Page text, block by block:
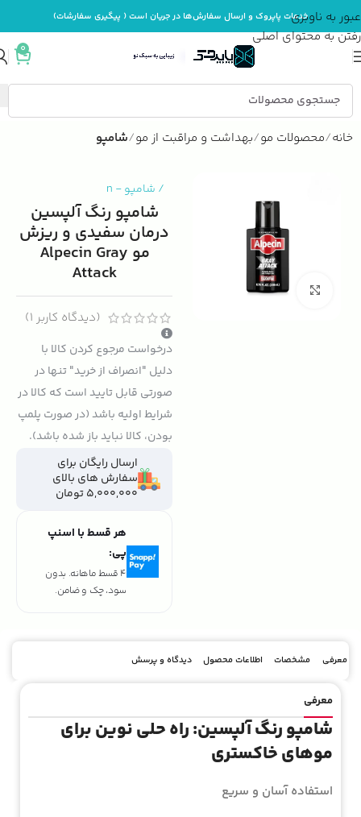
عبور به ناوبری
رفتن به محتوای اصلی
خدمات پاپروک و ارسال سفارش‌ها در جریان است ( پیگیری سفارشات)
0
خانه محصولات مو بهداشت و مراقبت از مو شامپو
بزرگنمایی تصویر
/ شامپو-
n
شامپو رنگ آلپسین
درمان سفیدی و ریزش
مو Alpecin Gray
Attack
(دیدگاه کاربر 1
)
درخواست مرجوع کردن کالا با
دلیل "انصراف از خرید" تنها در
صورتی قابل تایید است که کالا در
شرایط اولیه باشد (در صورت پلمپ
بودن، کالا نباید باز شده باشد).
ارسال رایگان برای
سفارش های بالای
5,000,000 تومان
هر قسط با اسنپ
پی:
4 قسط ماهانه. بدون
سود، چک و ضامن.
معرفی مشخصات اطلاعات محصول دیدگاه و پرسش
معرفی
شامپو رنگ آلپسین: راه حلی نوین برای
موهای خاکستری
استفاده آسان و سریع